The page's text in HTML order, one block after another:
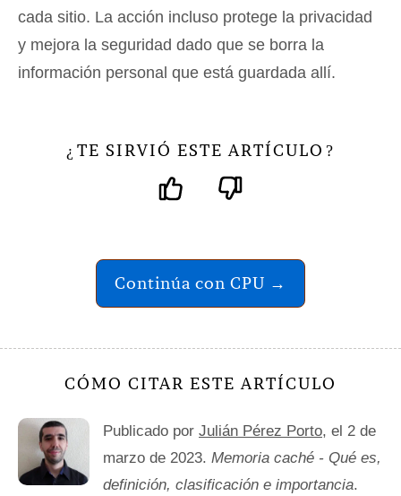
cada sitio. La acción incluso protege la privacidad
y mejora la seguridad dado que se borra la
información personal que está guardada allí.
¿ TE SIRVIÓ ESTE ARTÍCULO ?
Continúa con CPU →
CÓMO CITAR ESTE ARTÍCULO
Publicado por Julián Pérez Porto, el 2 de
marzo de 2023. Memoria caché - Qué es,
definición, clasificación e importancia.